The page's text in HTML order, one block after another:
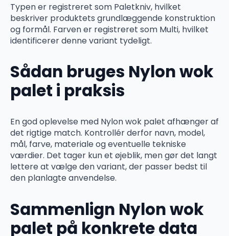
Typen er registreret som Paletkniv, hvilket
beskriver produktets grundlæggende konstruktion
og formål. Farven er registreret som Multi, hvilket
identificerer denne variant tydeligt.
Sådan bruges Nylon wok
palet i praksis
En god oplevelse med Nylon wok palet afhænger af
det rigtige match. Kontrollér derfor navn, model,
mål, farve, materiale og eventuelle tekniske
værdier. Det tager kun et øjeblik, men gør det langt
lettere at vælge den variant, der passer bedst til
den planlagte anvendelse.
Sammenlign Nylon wok
palet på konkrete data